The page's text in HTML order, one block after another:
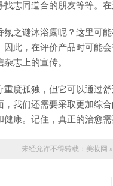
志同道合的朋友等等。
之谜沐浴露呢？这里可
此，在评价产品时可能
志上的宣传。
重度孤独，但它可以通过
我们还需要采取更加综
康。记住，真正的治愈需
未经允许不得转载： 美妆网 »